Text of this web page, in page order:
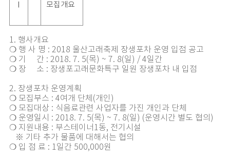
모집개요
1. 행사개요
❍ 행 사 명 : 2018 울산고래축제 장생포차 운영 입점 공고
❍ 기 간 : 2018. 7. 5(목) ~ 7. 8(일) / 4일간
❍ 장 소 : 장생포고래문화특구 일원 장생포차 내 입점
2. 장생포차 운영계획
❍ 모집부스 : 4여개 단체(개인)
❍ 모집대상 : 식음료관련 사업자를 가진 개인과 단체
❍ 운영일시 : 2018. 7. 5(목) ~ 7. 8(일) (운영시간 별도 협의)
❍ 지원내용 : 부스테이너1동, 전기시설
※ 기타 추가 물품에 대해서는 협의
❍ 입 점 료 : 1일간 500,000원